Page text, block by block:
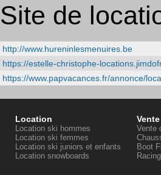
Site de
http://www.hureninlesmenuires.be
https://estelle-christophe-
https://www.papvacances.fr/annonce/
Location
Location ski hommes
Location ski femmes
Location ski juniors et enfants
Location snowboards
Vente
Vente
Boot
Racing